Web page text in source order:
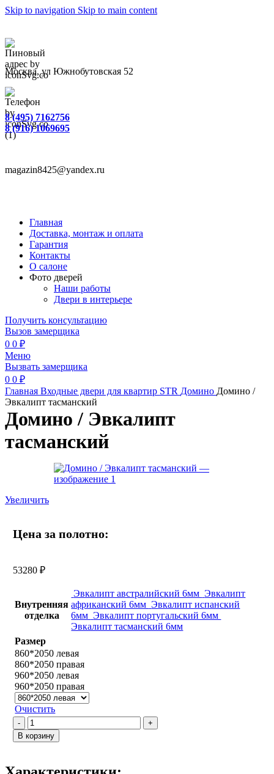
Skip to navigation Skip to main content
Москва, ул Южнобутовская 52
8 (495) 7162756
8 (916) 1069695
magazin8425@yandex.ru
Главная
Доставка, монтаж и оплата
Гарантия
Контакты
О салоне
Фото дверей
Наши работы
Двери в интерьере
Получить консультацию
Вызов замерщика
0 0 ₽
Меню
Вызвать замерщика
0 0 ₽
Главная Входные двери для квартир STR Домино Домино /
Эвкалипт тасманский
Домино / Эвкалипт
тасманский
Увеличить
Цена за полотно:
53280₽
Внутренняя
отделка
Эвкалипт австралийский 6мм Эвкалипт
африканский 6мм Эвкалипт испанский
6мм Эвкалипт португальский 6мм
Эвкалипт тасманский 6мм
Размер
860*2050 левая
860*2050 правая
960*2050 левая
960*2050 правая
Очистить
Количество
товара
Домино
В корзину